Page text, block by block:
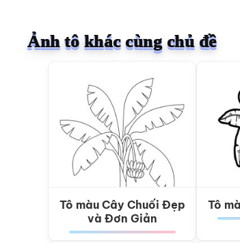
Ảnh tô khác cùng chủ đề
Tô màu Cây Chuối Đẹp
và Đơn Giản
Tô